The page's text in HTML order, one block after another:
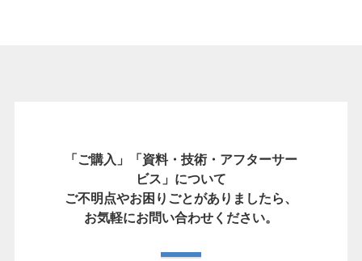
「ご購入」「資料・技術・アフターサー
ビス」について
ご不明点やお困りごとがありましたら、
お気軽にお問い合わせください。